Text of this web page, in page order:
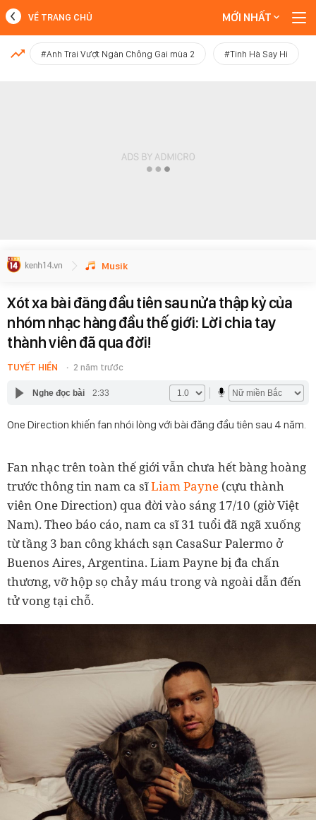
MỚI NHẤT
VỀ TRANG CHỦ MỚI NHẤT
#Anh Trai Vượt Ngàn Chông Gai mùa 2 #Tinh Hà Say Hi
Musik
Xót xa bài đăng đầu tiên sau nửa thập kỷ của
nhóm nhạc hàng đầu thế giới: Lời chia tay
thành viên đã qua đời!
TUYẾT HIỀN 2 năm trước
Nghe đọc bài 2:33
One Direction khiến fan nhói lòng với bài đăng đầu tiên sau 4 năm.
Fan nhạc trên toàn thế giới vẫn chưa hết bàng hoàng
trước thông tin nam ca sĩLiam Payne (cựu thành
viên One Direction) qua đời vào sáng 17/10 (giờ Việt
Nam). Theo báo cáo, nam ca sĩ 31 tuổi đã ngã xuống
từ tầng 3 ban công khách sạn CasaSur Palermo ở
Buenos Aires, Argentina. Liam Payne bị đa chấn
thương, vỡ hộp sọ chảy máu trong và ngoài dẫn đến
tử vong tại chỗ.